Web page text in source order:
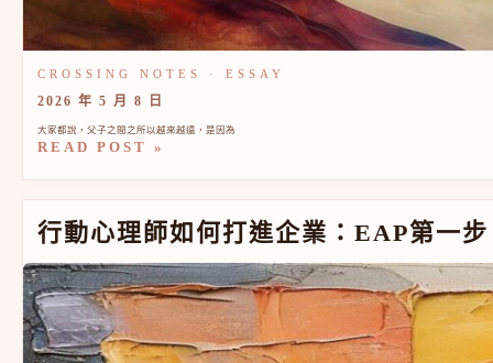
2026 年 5 月 8 日
大家都說，父子之間之所以越來越遠，是因為
READ POST »
行動心理師如何打進企業：EAP第一
行動心理師如何打進企業：EAP第一步，鎖定哪個部門？